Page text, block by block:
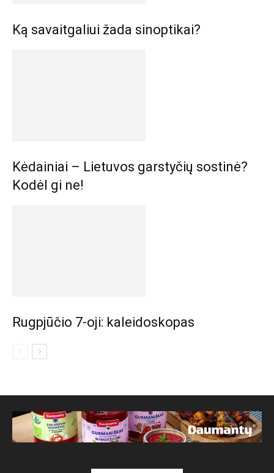
Ką savaitgaliui žada sinoptikai?
Kėdainiai – Lietuvos garstyčių sostinė?
Kodėl gi ne!
Rugpjūčio 7-oji: kaleidoskopas